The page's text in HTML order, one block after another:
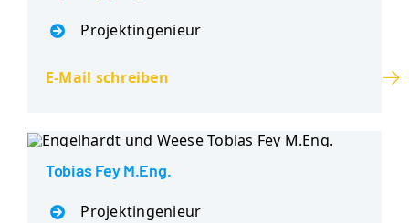
Projektingenieur
E-Mail schreiben
Tobias Fey M.Eng.
Projektingenieur